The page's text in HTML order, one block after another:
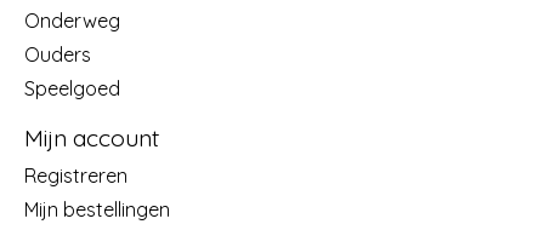
Onderweg
Ouders
Speelgoed
Mijn account
Registreren
Mijn bestellingen